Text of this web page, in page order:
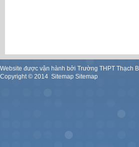
Website được vận hành bởi Trường THPT Thạch
Copyright © 2014. Sitemap Sitemap